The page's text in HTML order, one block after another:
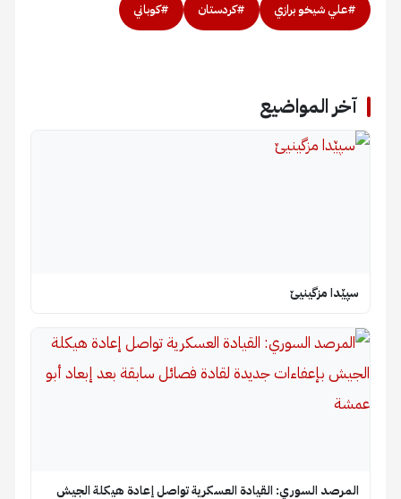
#علي شيخو برازي #كردستان #كوباني
آخر المواضيع
سپێدا مزگینیێ
المرصد السوري: القيادة العسكرية تواصل إعادة هيكلة الجيش